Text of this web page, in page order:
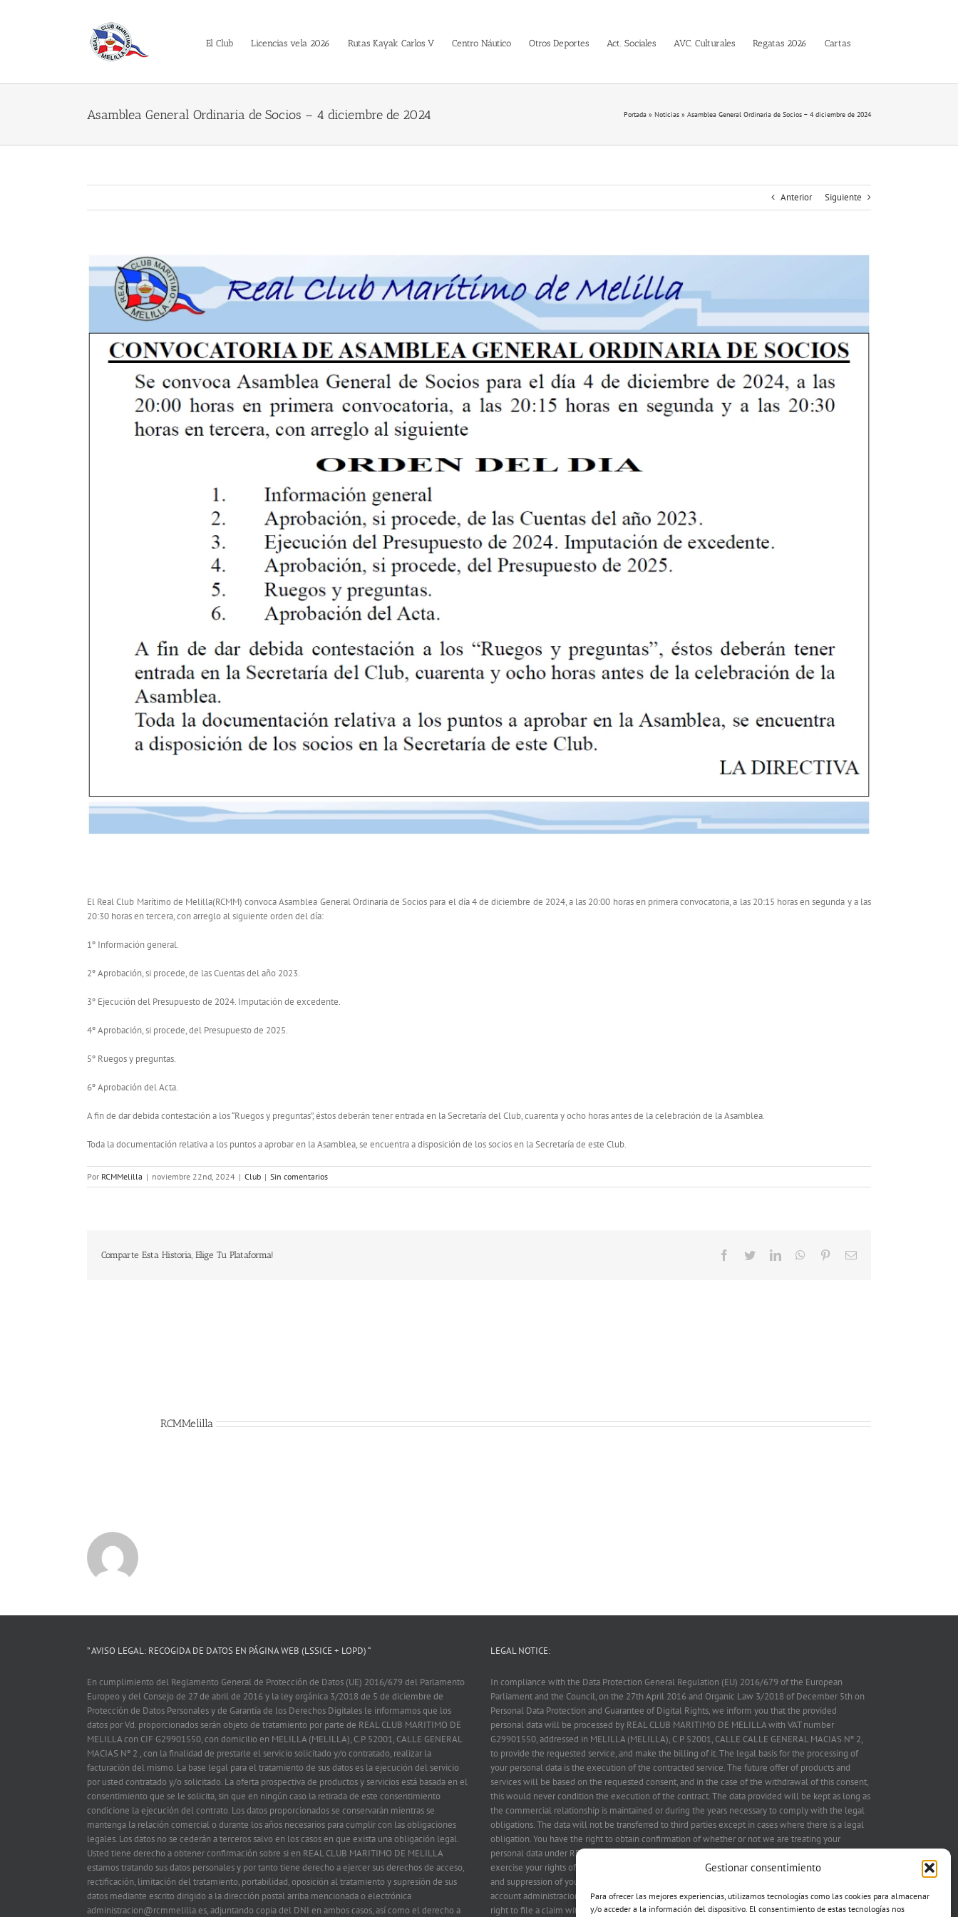
Gestionar consentimiento
Para ofrecer las mejores experiencias, utilizamos tecnologías como las cookies para almacenar
y/o acceder a la información del dispositivo. El consentimiento de estas tecnologías nos
El Club Licencias vela 2026 Rutas Kayak Carlos V Centro Náutico Otros Deportes Act. Sociales AVC. Culturales Regatas 2026 Cartas
Asamblea General Ordinaria de Socios – 4 diciembre de 2024 Portada » Noticias » Asamblea General Ordinaria de Socios – 4 diciembre de 2024
Anterior Siguiente
imagen
más
El Real Club Marítimo de Melilla(RCMM) convoca Asamblea General Ordinaria de Socios para el día 4 de diciembre de 2024, a las 20:00 horas en primera convocatoria, a las 20:15 horas en segunda y a las
20:30 horas en tercera, con arreglo al siguiente orden del día:
1º Información general.
2º Aprobación, si procede, de las Cuentas del año 2023.
3º Ejecución del Presupuesto de 2024. Imputación de excedente.
4º Aprobación, si procede, del Presupuesto de 2025.
5º Ruegos y preguntas.
6º Aprobación del Acta.
A fin de dar debida contestación a los “Ruegos y preguntas”, éstos deberán tener entrada en la Secretaría del Club, cuarenta y ocho horas antes de la celebración de la Asamblea.
Toda la documentación relativa a los puntos a aprobar en la Asamblea, se encuentra a disposición de los socios en la Secretaría de este Club.
Por RCMMelilla | noviembre 22nd, 2024 | Club | Sin comentarios
Comparte Esta Historia, Elige Tu Plataforma! Facebook
TwitterLinkedInWhatsApp
PinterestCorreo
RCMMelilla
” AVISO LEGAL: RECOGIDA DE DATOS EN PÁGINA WEB (LSSICE + LOPD) “
En cumplimiento del Reglamento General de Protección de Datos (UE) 2016/679 del Parlamento
Europeo y del Consejo de 27 de abril de 2016 y la ley orgánica 3/2018 de 5 de diciembre de
Protección de Datos Personales y de Garantía de los Derechos Digitales le informamos que los
datos por Vd. proporcionados serán objeto de tratamiento por parte de REAL CLUB MARITIMO DE
MELILLA con CIF G29901550, con domicilio en MELILLA (MELILLA), C.P. 52001, CALLE GENERAL
MACIAS Nº 2 , con la finalidad de prestarle el servicio solicitado y/o contratado, realizar la
facturación del mismo. La base legal para el tratamiento de sus datos es la ejecución del servicio
por usted contratado y/o solicitado. La oferta prospectiva de productos y servicios está basada en el
consentimiento que se le solicita, sin que en ningún caso la retirada de este consentimiento
condicione la ejecución del contrato. Los datos proporcionados se conservarán mientras se
mantenga la relación comercial o durante los años necesarios para cumplir con las obligaciones
legales. Los datos no se cederán a terceros salvo en los casos en que exista una obligación legal.
Usted tiene derecho a obtener confirmación sobre si en REAL CLUB MARITIMO DE MELILLA
estamos tratando sus datos personales y por tanto tiene derecho a ejercer sus derechos de acceso,
rectificación, limitación del tratamiento, portabilidad, oposición al tratamiento y supresión de sus
datos mediante escrito dirigido a la dirección postal arriba mencionada o electrónica
administracion@rcmmelilla.es, adjuntando copia del DNI en ambos casos, así como el derecho a
LEGAL NOTICE:
In compliance with the Data Protection General Regulation (EU) 2016/679 of the European
Parliament and the Council, on the 27th April 2016 and Organic Law 3/2018 of December 5th on
Personal Data Protection and Guarantee of Digital Rights, we inform you that the provided
personal data will be processed by REAL CLUB MARITIMO DE MELILLA with VAT number
G29901550, addressed in MELILLA (MELILLA), C.P. 52001, CALLE CALLE GENERAL MACIAS Nº 2,
to provide the requested service, and make the billing of it. The legal basis for the processing of
your personal data is the execution of the contracted service. The future offer of products and
services will be based on the requested consent, and in the case of the withdrawal of this consent,
this would never condition the execution of the contract. The data provided will be kept as long as
the commercial relationship is maintained or during the years necessary to comply with the legal
obligations. The data will not be transferred to third parties except in cases where there is a legal
obligation. You have the right to obtain confirmation of whether or not we are treating your
personal data under REAL CLUB MARITIMO DE MELILLA and therefore you have the right to
exercise your rights of access, rectification, treatment limitation, portability, opposition to treatment
and suppression of your data by writing to the address postal mentioned above or electronic
account administracion@rcmmelilla.es attached mail copy of the ID in both cases, as well as the
right to file a claim with the Control Authority (aepd.es). We also request authorization to offer you